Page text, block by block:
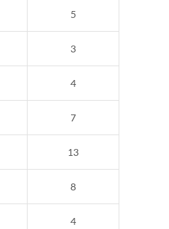
5
3
4
7
13
8
4